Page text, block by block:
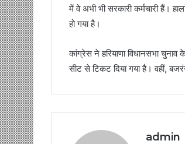
में वे अभी भी सरकारी कर्मचारी हैं।
हो गया है।
कांग्रेस ने हरियाणा विधानसभा चुनाव
सीट से टिकट दिया गया है। वहीं,
admin